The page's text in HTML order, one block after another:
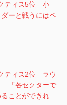
ティス5位 小
ーと戦うにはペ
ティス2位 ラウ
「各セクターで
ことができれ